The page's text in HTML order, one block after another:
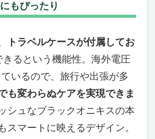
もぴったり
トラベルケースが付属してお
きるという機能性。海外電圧
いるので、旅行や出張が多
も変わらぬケアを実現できま
シュなブラックオニキスの本
スマートに映えるデザイン。